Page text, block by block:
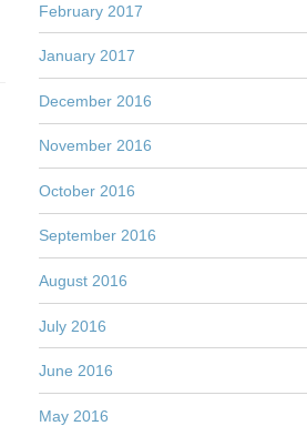
February 2017
January 2017
December 2016
November 2016
October 2016
September 2016
August 2016
July 2016
June 2016
May 2016